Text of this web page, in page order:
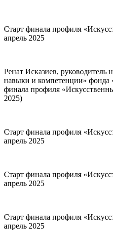
Старт финала профиля
апрель 2025
Ренат Исказиев,
навыки и компетенции» фонда
финала профиля
2025)
Старт финала профиля
апрель 2025
Старт финала профиля
апрель 2025
Старт финала профиля
апрель 2025